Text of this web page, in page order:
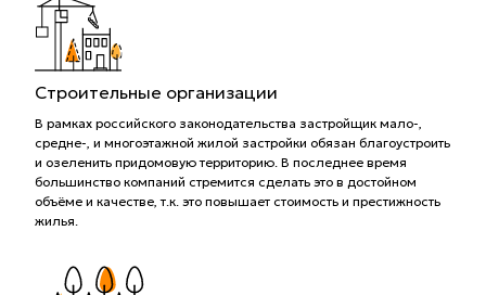
Строительные организации
В рамках российского законодательства застройщик мало-,
средне-, и многоэтажной жилой застройки обязан благоустроить
и озеленить придомовую территорию. В последнее время
большинство компаний стремится сделать это в достойном
объёме и качестве, т.к. это повышает стоимость и престижность
жилья.